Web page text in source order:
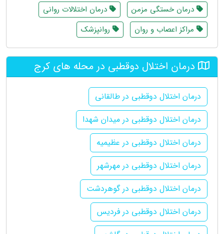
درمان خستگی مزمن
درمان اختلالات روانی
مراکز اعصاب و روان
روانپزشک
درمان اختلال دوقطبی در محله های کرج
درمان اختلال دوقطبی در طالقانی
درمان اختلال دوقطبی در میدان شهدا
درمان اختلال دوقطبی در عظیمیه
درمان اختلال دوقطبی در مهرشهر
درمان اختلال دوقطبی در گوهردشت
درمان اختلال دوقطبی در فردیس